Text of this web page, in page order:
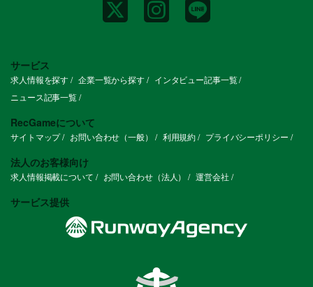
サービス
求人情報を探す 企業一覧から探す
インタビュー記事一覧
ニュース記事一覧
RecGameについて
サイトマップ お問い合わせ（一般） 利用規約 プライバシーポリシー
法人のお客様向け
求人情報掲載について お問い合わせ（法人） 運営会社
サービス提供